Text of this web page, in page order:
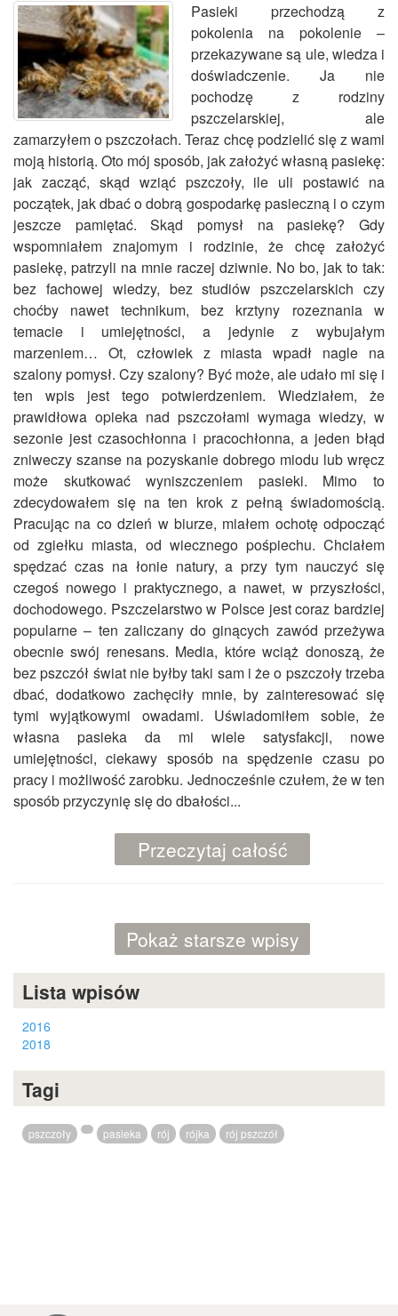
Pasieki przechodzą z
pokolenia na pokolenie –
przekazywane są ule, wiedza i
doświadczenie. Ja nie
pochodzę z rodziny
pszczelarskiej, ale
zamarzyłem o pszczołach. Teraz chcę podzielić się z wami
moją historią. Oto mój sposób, jak założyć własną pasiekę:
jak zacząć, skąd wziąć pszczoły, ile uli postawić na
początek, jak dbać o dobrą gospodarkę pasieczną i o czym
jeszcze pamiętać. Skąd pomysł na pasiekę? Gdy
wspomniałem znajomym i rodzinie, że chcę założyć
pasiekę, patrzyli na mnie raczej dziwnie. No bo, jak to tak:
bez fachowej wiedzy, bez studiów pszczelarskich czy
choćby nawet technikum, bez krztyny rozeznania w
temacie i umiejętności, a jedynie z wybujałym
marzeniem… Ot, człowiek z miasta wpadł nagle na
szalony pomysł. Czy szalony? Być może, ale udało mi się i
ten wpis jest tego potwierdzeniem. Wiedziałem, że
prawidłowa opieka nad pszczołami wymaga wiedzy, w
sezonie jest czasochłonna i pracochłonna, a jeden błąd
zniweczy szanse na pozyskanie dobrego miodu lub wręcz
może skutkować wyniszczeniem pasieki. Mimo to
zdecydowałem się na ten krok z pełną świadomością.
Pracując na co dzień w biurze, miałem ochotę odpocząć
od zgiełku miasta, od wiecznego pośpiechu. Chciałem
spędzać czas na łonie natury, a przy tym nauczyć się
czegoś nowego i praktycznego, a nawet, w przyszłości,
dochodowego. Pszczelarstwo w Polsce jest coraz bardziej
popularne – ten zaliczany do ginących zawód przeżywa
obecnie swój renesans. Media, które wciąż donoszą, że
bez pszczół świat nie byłby taki sam i że o pszczoły trzeba
dbać, dodatkowo zachęciły mnie, by zainteresować się
tymi wyjątkowymi owadami. Uświadomiłem sobie, że
własna pasieka da mi wiele satysfakcji, nowe
umiejętności, ciekawy sposób na spędzenie czasu po
pracy i możliwość zarobku. Jednocześnie czułem, że w ten
sposób przyczynię się do dbałości...
Przeczytaj całość
Pokaż starsze wpisy
Lista wpisów
2016
2018
Tagi
pszczoły pasieka rój rójka rój pszczół